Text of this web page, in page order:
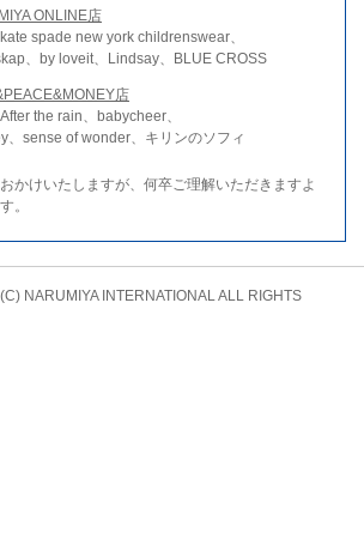
ONLINE店
spade new york childrenswear、
、by loveit、Lindsay、BLUE CROSS
店
the rain、babycheer、
、sense of wonder、キリンのソフィ
かけいたしますが、何卒ご理解いただきますよ
。